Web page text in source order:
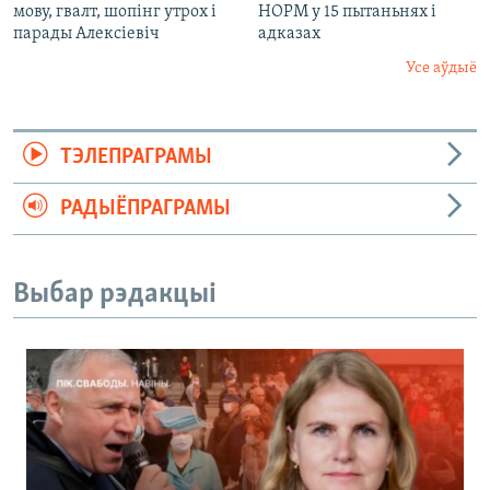
мову, гвалт, шопінг утрох і
парады Алексіевіч
НОРМ у 15 пытаньнях і
адказах
Усе аўдыё
ТЭЛЕПРАГРАМЫ
РАДЫЁПРАГРАМЫ
Выбар рэдакцыі